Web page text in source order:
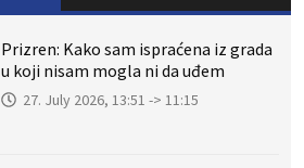
Prizren: Kako sam ispraćena iz grada
u koji nisam mogla ni da uđem
27. July 2026, 13:51 -> 11:15